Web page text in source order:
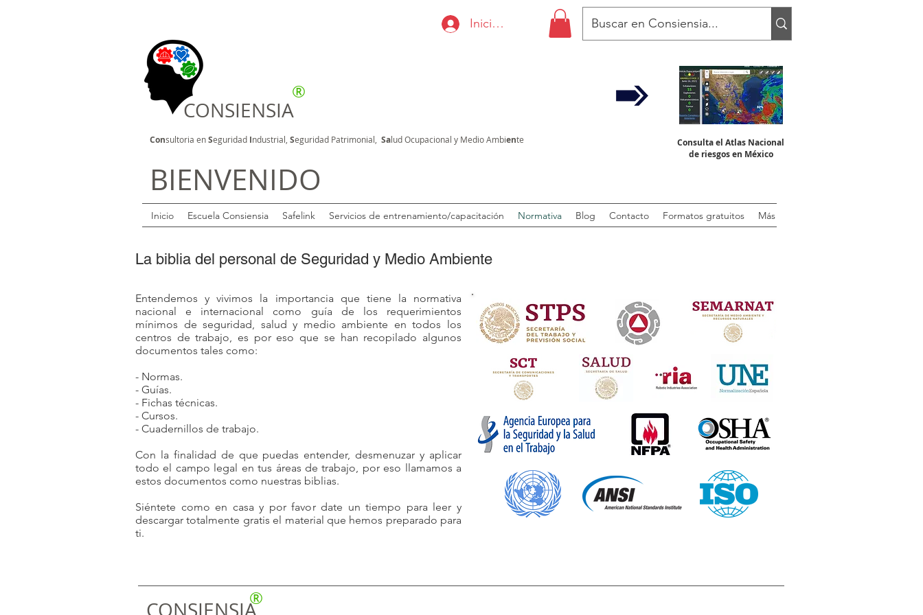
CONSIENSIA
®
Iniciar sesión
Consultoria enSeguridad Industrial, Seguridad Patrimonial, Salud Ocupacional y Medio Ambiente
Consulta el Atlas Nacional
de riesgos en México
BIENVENIDO
Inicio Escuela Consiensia Safelink Servicios de entrenamiento/capacitación Normativa Blog Contacto Formatos gratuitos Más
La biblia del personal de Seguridad y Medio Ambiente
Entendemos y vivimos la importancia que tiene la normativa
nacional e internacional como guía de los requerimientos
mínimos de seguridad, salud y medio ambiente en todos los
centros de trabajo, es por eso que se han recopilado algunos
documentos tales como:
- Normas.
- Guías.
- Fichas técnicas.
- Cursos.
- Cuadernillos de trabajo.
Con la finalidad de que puedas entender, desmenuzar y aplicar
todo el campo legal en tus áreas de trabajo, por eso llamamos a
estos documentos como nuestras biblias.
Siéntete como en casa y por favor date un tiempo para leer y
descargar totalmente gratis el material que hemos preparado para
ti.
CONSIENSIA®